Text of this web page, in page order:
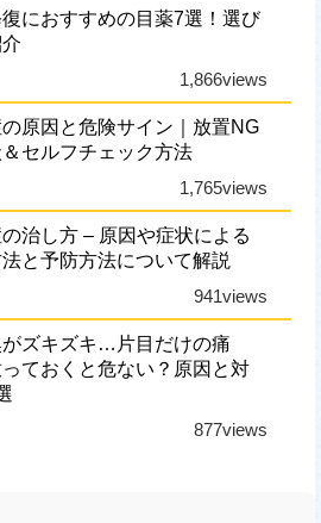
におすすめの目薬7選！選び
1,866views
原因と危険サイン｜放置NG
セルフチェック方法
1,765views
治し方 – 原因や症状による
と予防方法について解説
941views
がズキズキ…片目だけの痛
ておくと危ない？原因と対
877views